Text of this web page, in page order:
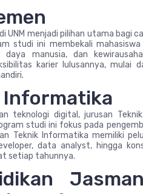
UNM menjadi pilihan utama bagi
studi ini membekali
daya manusia, dan
karier lulusannya, mulai
Informatika
teknologi digital, jurusan
studi ini fokus pada
Teknik Informatika memiliki
data analyst, hingga
setiap tahunnya.